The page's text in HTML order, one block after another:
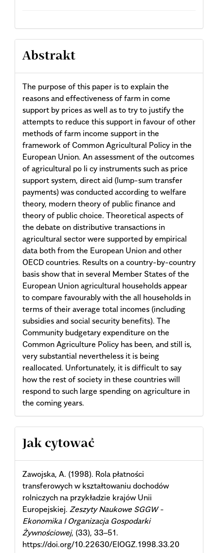
Abstrakt
The purpose of this paper is to explain the
reasons and effectiveness of farm in come
support by prices as well as to try to justify the
attempts to reduce this support in favour of other
methods of farm income support in the
framework of Common Agricultural Policy in the
European Union. An assessment of the outcomes
of agricultural po li cy instruments such as price
support system, direct aid (lump-sum transfer
payments) was conducted according to welfare
theory, modern theory of public finance and
theory of public choice. Theoretical aspects of
the debate on distributive transactions in
agricultural sector were supported by empirical
data both from the European Union and other
OECD countries. Results on a country-by-country
basis show that in several Member States of the
European Union agricultural households appear
to compare favourably with the all households in
terms of their average total incomes (including
subsidies and social security benefits). The
Community budgetary expenditure on the
Common Agriculture Policy has been, and still is,
very substantial nevertheless it is being
reallocated. Unfortunately, it is difficult to say
how the rest of society in these countries will
respond to such large spending on agriculture in
the coming years.
Article
Details
Jak cytować
Zawojska, A. (1998). Rola płatności
transferowych w kształtowaniu dochodów
rolniczych na przykładzie krajów Unii
Europejskiej. Zeszyty Naukowe SGGW -
Ekonomika I Organizacja Gospodarki
Żywnościowej, (33), 33–51.
https://doi.org/10.22630/EIOGZ.1998.33.20